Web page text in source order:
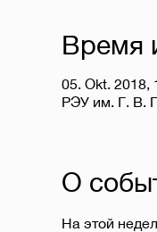
Время
05. Okt. 2018,
РЭУ им. Г. В.
О
На этой